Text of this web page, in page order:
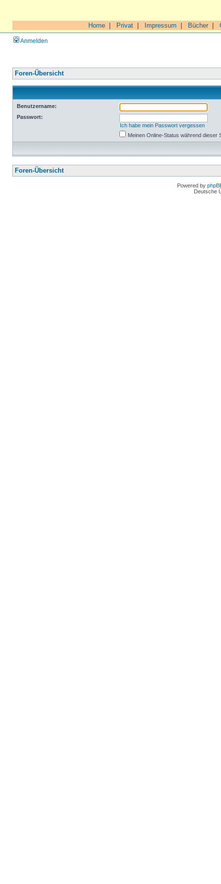
Home Privat Impressum Bücher|
Anmelden
Foren-Übersicht
Benutzername:
Passwort:
Ich habe mein Passwort vergessen
Meinen Online-Status während dieser
Foren-Übersicht
Powered by
Deutsche